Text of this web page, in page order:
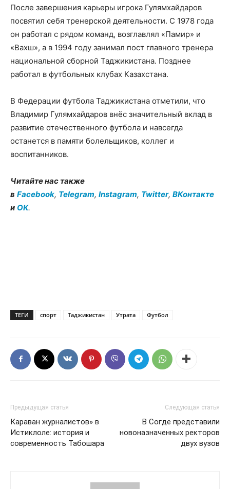
После завершения карьеры игрока Гулямхайдаров
посвятил себя тренерской деятельности. С 1978 года
он работал с рядом команд, возглавлял «Памир» и
«Вахш», а в 1994 году занимал пост главного тренера
национальной сборной Таджикистана. Позднее
работал в футбольных клубах Казахстана.
В Федерации футбола Таджикистана отметили, что
Владимир Гулямхайдаров внёс значительный вклад в
развитие отечественного футбола и навсегда
останется в памяти болельщиков, коллег и
воспитанников.
Читайте нас также
в Facebook, Telegram, Instagram, Twitter, ВКонтакте
и OK.
ТЕГИ спорт Таджикистан Утрата Футбол
Предыдущая статья
Караван журналистов» в
Истиклоле: история и
современность Табошара
Следующая статья
В Согде представили
новоназначенных ректоров
двух вузов